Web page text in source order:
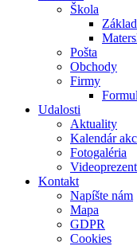
Škola
Pošta
Obchody
Firmy
Udalosti
Aktuality
Kalendár
Fotogaléria
Kontakt
Napíšte nám
Mapa
GDPR
Cookies